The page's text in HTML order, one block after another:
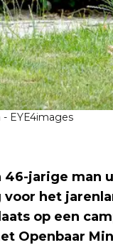
EYE4images
46-jarige
het
op een
Openbaar